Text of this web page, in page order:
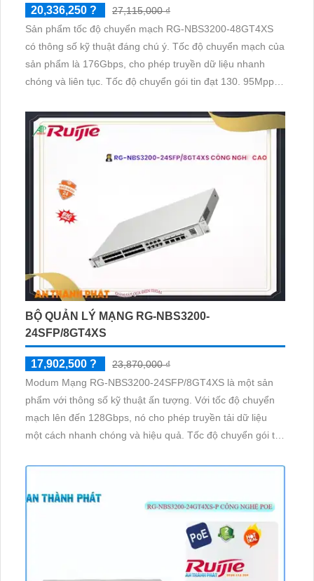
20,336,250 ?
27,115,000 ₫
Sản phẩm tốc độ chuyển mạch RG-NBS3200-48GT4XS
có thông số kỹ thuật đáng chú ý. Tốc độ chuyển mạch của
sản phẩm là 176Gbps, cho phép truyền dữ liệu nhanh
chóng và liên tục. Tốc độ chuyển gói tin đạt 130. 95Mpps,
BỘ QUẢN LÝ MẠNG RG-NBS3200-
24SFP/8GT4XS
17,902,500 ?
23,870,000 ₫
Modum Mạng RG-NBS3200-24SFP/8GT4XS là một sản
phẩm với thông số kỹ thuật ấn tượng. Với tốc độ chuyển
mạch lên đến 128Gbps, nó cho phép truyền tải dữ liệu
một cách nhanh chóng và hiệu quả. Tốc độ chuyển gói tin
cao trong việc xử lý dữ liệu